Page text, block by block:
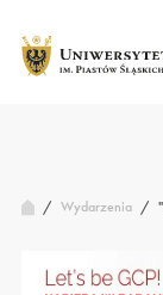
treści
strony
/ Wydarzenia /